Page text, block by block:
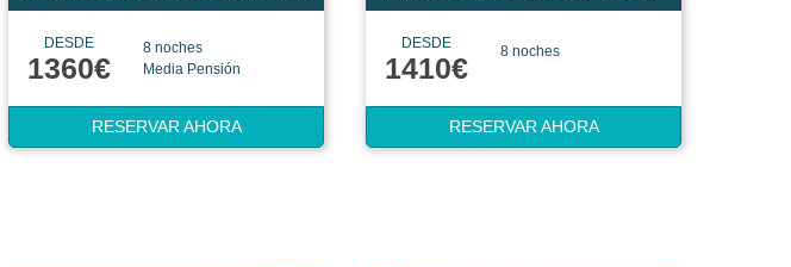
DESDE
1360€
8 noches
Media Pensión
RESERVAR AHORA
DESDE
1410€ 8 noches
RESERVAR AHORA